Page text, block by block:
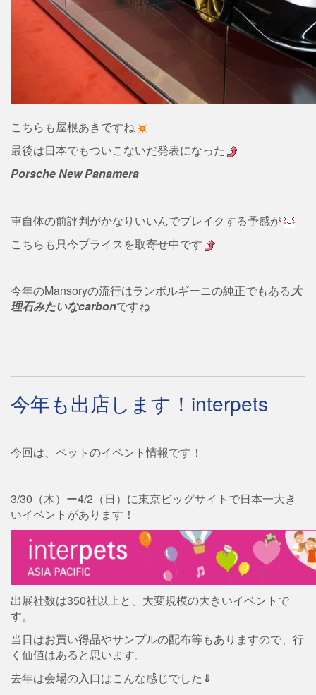
こちらも屋根あきですね
最後は日本でもついこないだ発表になった
Porsche New Panamera
車自体の前評判がかなりいいんでブレイクする予感が
こちらも只今プライスを取寄せ中です
今年のMansoryの流行はランボルギーニの純正でもある大
理石みたいなcarbonですね
今年も出店します！interpets
今回は、ペットのイベント情報です！
3/30（木）ー4/2（日）に東京ビッグサイトで日本一大き
いイベントがあります！
出展社数は350社以上と、大変規模の大きいイベントで
す。
当日はお買い得品やサンプルの配布等もありますので、行
く価値はあると思います。
去年は会場の入口はこんな感じでした⇓